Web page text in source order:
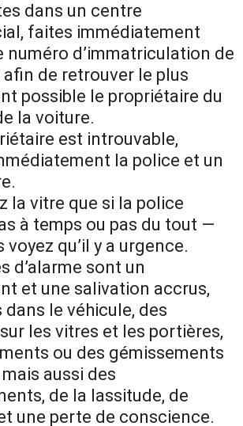
dans un centre
faites immédiatement
numéro d’immatriculation de
de retrouver le plus
possible le propriétaire du
la voiture.
est introuvable,
la police et un
la vitre que si la police
à temps ou pas du tout —
voyez qu’il y a urgence.
d’alarme sont un
et une salivation accrus,
dans le véhicule, des
les vitres et les portières,
ou des gémissements
aussi des
de la lassitude, de
une perte de conscience.